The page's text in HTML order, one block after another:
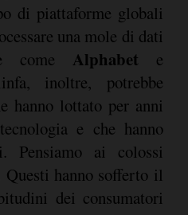
di piattaforme globali
una mole di dati
come Alphabet e
inoltre, potrebbe
hanno lottato per anni
e che hanno
Pensiamo ai colossi
hanno sofferto il
dei consumatori